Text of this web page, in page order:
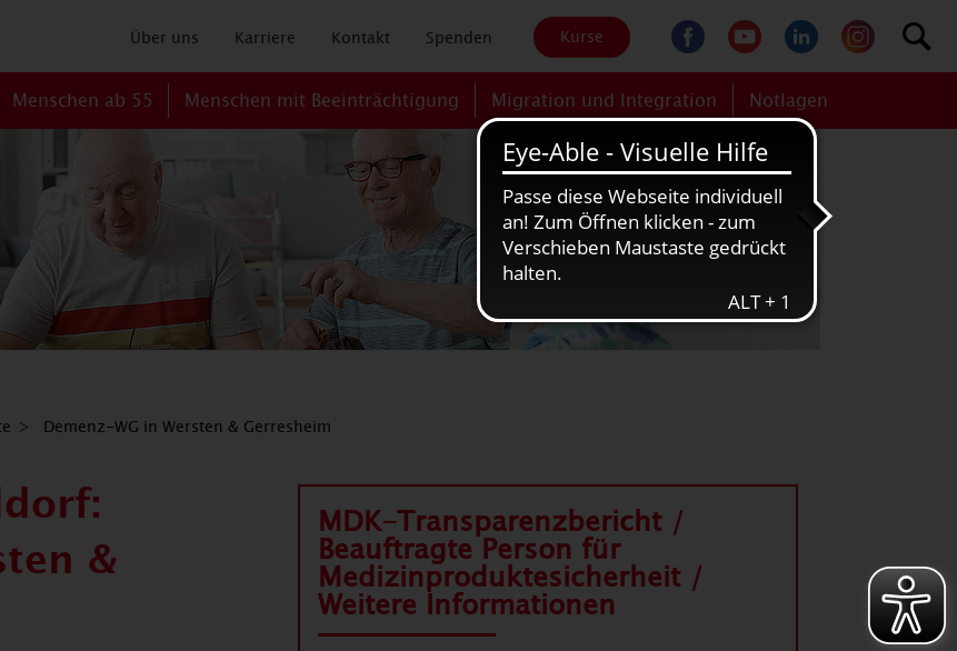
Über uns Karriere Kontakt Spenden Kurse
Menschen ab 55 Menschen mit Beeinträchtigung Migration und Integration Notlagen
Demenz-WG in Wersten & Gerresheim
&
MDK-Transparenzbericht /
Beauftragte Person für
Medizinproduktesicherheit /
Weitere Informationen